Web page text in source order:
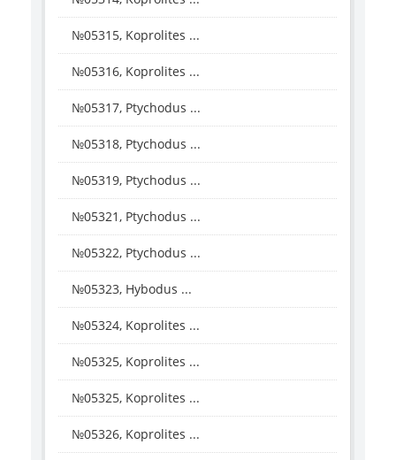
№05315, Koprolites ...
№05316, Koprolites ...
№05317, Ptychodus ...
№05318, Ptychodus ...
№05319, Ptychodus ...
№05321, Ptychodus ...
№05322, Ptychodus ...
№05323, Hybodus ...
№05324, Koprolites ...
№05325, Koprolites ...
№05325, Koprolites ...
№05326, Koprolites ...